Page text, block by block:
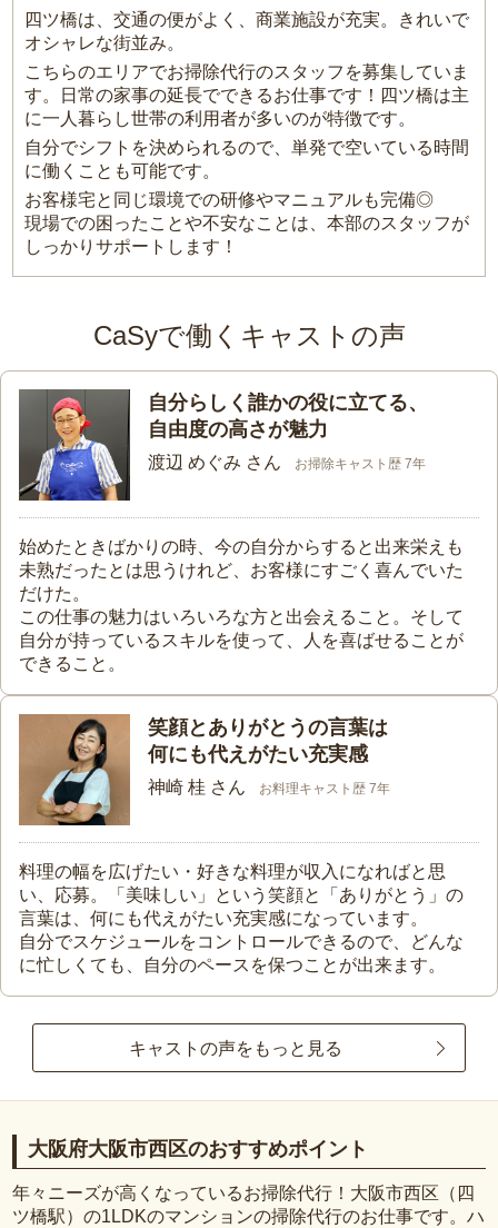
四ツ橋は、交通の便がよく、商業施設が充実。きれいで
オシャレな街並み。
こちらのエリアでお掃除代行のスタッフを募集していま
す。日常の家事の延長でできるお仕事です！四ツ橋は主
に一人暮らし世帯の利用者が多いのが特徴です。
自分でシフトを決められるので、単発で空いている時間
に働くことも可能です。
お客様宅と同じ環境での研修やマニュアルも完備◎
現場での困ったことや不安なことは、本部のスタッフが
しっかりサポートします！
CaSyで働くキャストの声
自分らしく誰かの役に立てる、
自由度の高さが魅力
渡辺 めぐみ さん お掃除キャスト歴 7年
始めたときばかりの時、今の自分からすると出来栄えも
未熟だったとは思うけれど、お客様にすごく喜んでいた
だけた。
この仕事の魅力はいろいろな方と出会えること。そして
自分が持っているスキルを使って、人を喜ばせることが
できること。
笑顔とありがとうの言葉は
何にも代えがたい充実感
神崎 桂 さん お料理キャスト歴 7年
料理の幅を広げたい・好きな料理が収入になればと思
い、応募。「美味しい」という笑顔と「ありがとう」の
言葉は、何にも代えがたい充実感になっています。
自分でスケジュールをコントロールできるので、どんな
に忙しくても、自分のペースを保つことが出来ます。
キャストの声をもっと見る
大阪府大阪市西区のおすすめポイント
年々ニーズが高くなっているお掃除代行！大阪市西区（四
ツ橋駅）の1LDKのマンションの掃除代行のお仕事です。ハ